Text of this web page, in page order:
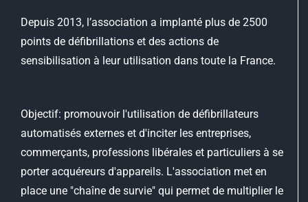
Depuis 2013, l’association a implanté plus de 2500
points de défibrillations et des actions de
sensibilisation à leur utilisation dans toute la France.
Objectif: promouvoir l'utilisation de défibrillateurs
automatisés externes et d'inciter les entreprises,
commerçants, professions libérales et particuliers à se
porter acquéreurs d'appareils. L'association met en
place une "chaîne de survie" qui permet de multiplier le